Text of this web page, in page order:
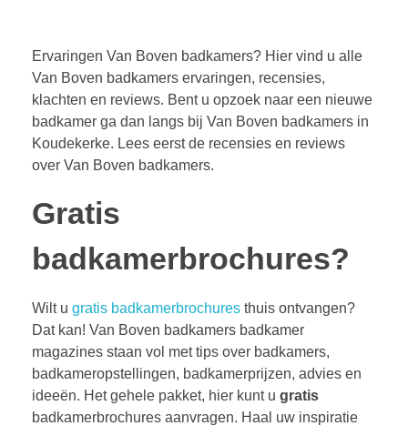
CONTACT
Ervaringen Van Boven badkamers? Hier vind u alle
Van Boven badkamers ervaringen, recensies,
klachten en reviews. Bent u opzoek naar een nieuwe
badkamer ga dan langs bij Van Boven badkamers in
Koudekerke. Lees eerst de recensies en reviews
over Van Boven badkamers.
Gratis
badkamerbrochures?
Wilt u gratis badkamerbrochures thuis ontvangen?
Dat kan! Van Boven badkamers badkamer
magazines staan vol met tips over badkamers,
badkameropstellingen, badkamerprijzen, advies en
ideeën. Het gehele pakket, hier kunt u gratis
badkamerbrochures aanvragen. Haal uw inspiratie